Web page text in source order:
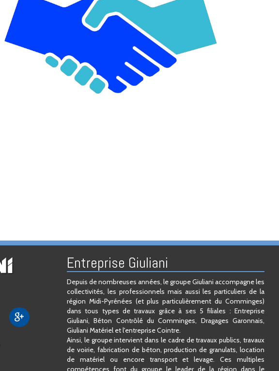
Entreprise Giuliani
Depuis de nombreuses années, le groupe Giuliani accompagne les
collectivités, les professionnels mais aussi les particuliers de la
région Midi-Pyrénées (et plus particulièrement du Comminges)
dans tous types de travaux grâce à ses 5 filiales : Entreprise
Giuliani, Béton Contrôlé du Comminges, Dragages Garonnais,
Giuliani Matériel et l'entreprise Cointre.
Ainsi, le groupe intervient dans le cadre de travaux publics, travaux
de voirie, fabrication de béton, production de granulats, location
de matériel ou encore transport et levage. Ces multiples
compétences font du groupe le leader de la région dans le
Giuliani